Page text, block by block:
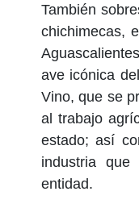
También
chichimecas,
ave icónica
Vino, que se
al trabajo
estado; así
industria
entidad.